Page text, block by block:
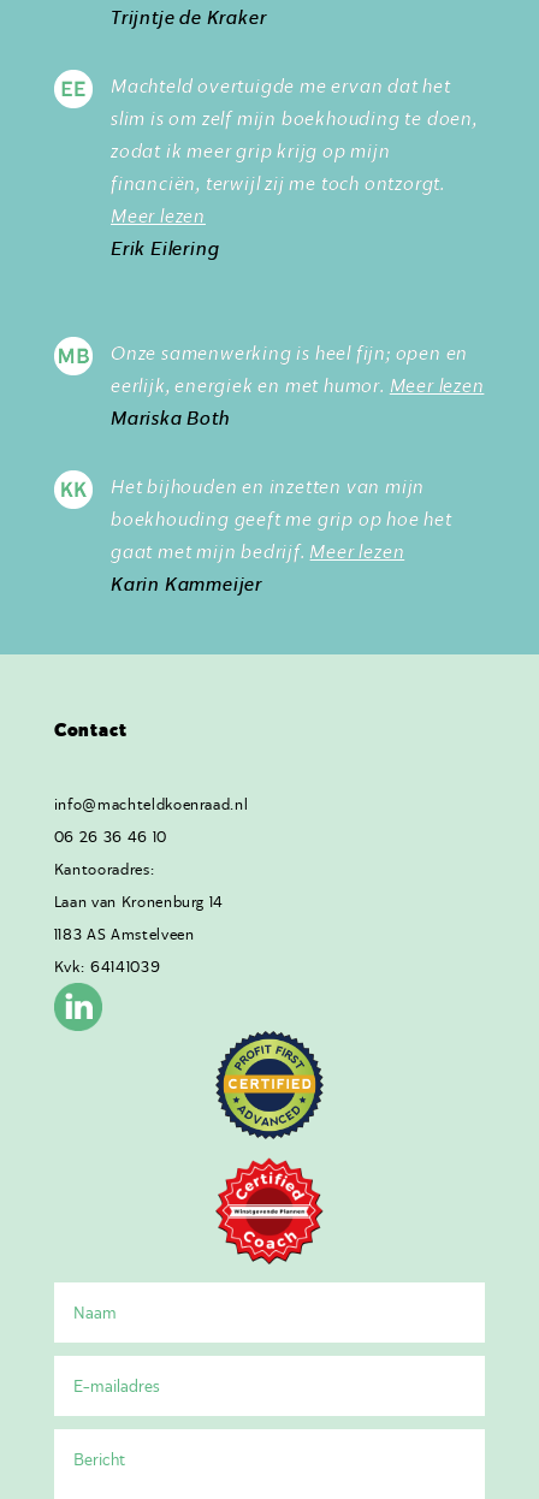
Trijntje de Kraker
Machteld overtuigde me ervan dat het
slim is om zelf mijn boekhouding te doen,
zodat ik meer grip krijg op mijn
financiën, terwijl zij me toch ontzorgt.
Meer lezen
Erik Eilering
Onze samenwerking is heel fijn; open en
eerlijk, energiek en met humor. Meer lezen
Mariska Both
Het bijhouden en inzetten van mijn
boekhouding geeft me grip op hoe het
gaat met mijn bedrijf. Meer lezen
Karin Kammeijer
Contact
info@machteldkoenraad.nl
06 26 36 46 10
Kantooradres:
Laan van Kronenburg 14
1183 AS Amstelveen
Kvk: 64141039